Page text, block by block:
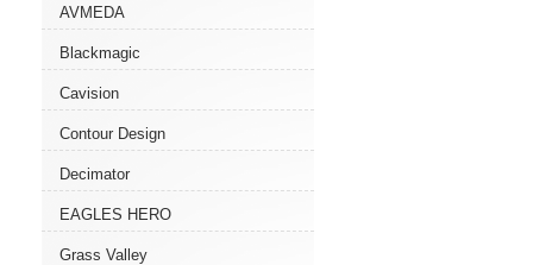
AVMEDA
Blackmagic
Cavision
Contour Design
Decimator
EAGLES HERO
Grass Valley